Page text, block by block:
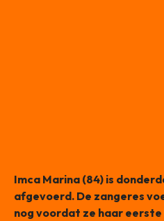
Imca Marina (84) is
afgevoerd. De zangeres
nog voordat ze haar